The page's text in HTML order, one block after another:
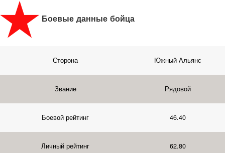
Боевые данные бойца
Сторона Южный Альянс
Звание Рядовой
Боевой рейтинг 46.40
Личный рейтинг 62.80